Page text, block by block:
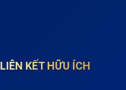
LIÊN KẾT HỮU ÍCH